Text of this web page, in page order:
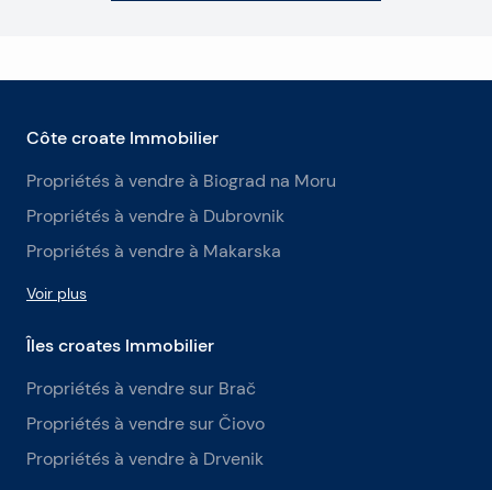
Côte croate Immobilier
Propriétés à vendre à Biograd na Moru
Propriétés à vendre à Dubrovnik
Propriétés à vendre à Makarska
Voir plus
Îles croates Immobilier
Propriétés à vendre sur Brač
Propriétés à vendre sur Čiovo
Propriétés à vendre à Drvenik